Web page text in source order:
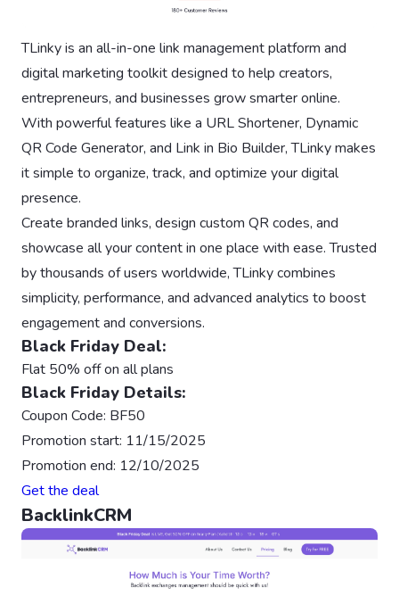
TLinky is an all-in-one link management platform and
digital marketing toolkit designed to help creators,
entrepreneurs, and businesses grow smarter online.
With powerful features like a URL Shortener, Dynamic
QR Code Generator, and Link in Bio Builder, TLinky makes
it simple to organize, track, and optimize your digital
presence.
Create branded links, design custom QR codes, and
showcase all your content in one place with ease. Trusted
by thousands of users worldwide, TLinky combines
simplicity, performance, and advanced analytics to boost
engagement and conversions.
Black Friday Deal:
Flat 50% off on all plans
Black Friday Details:
Coupon Code: BF50
Promotion start: 11/15/2025
Promotion end: 12/10/2025
Get the deal
BacklinkCRM